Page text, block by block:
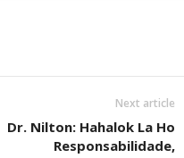
Next article
Dr. Nilton: Hahalok La Ho
Responsabilidade,